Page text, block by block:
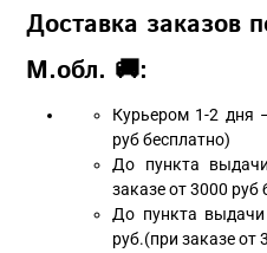
Доставка заказов
М.обл. 🚚:
Курьером 1-2 дня
руб бесплатно)
До пункта
заказе от 3000 руб
До пункта
руб.(при заказе от